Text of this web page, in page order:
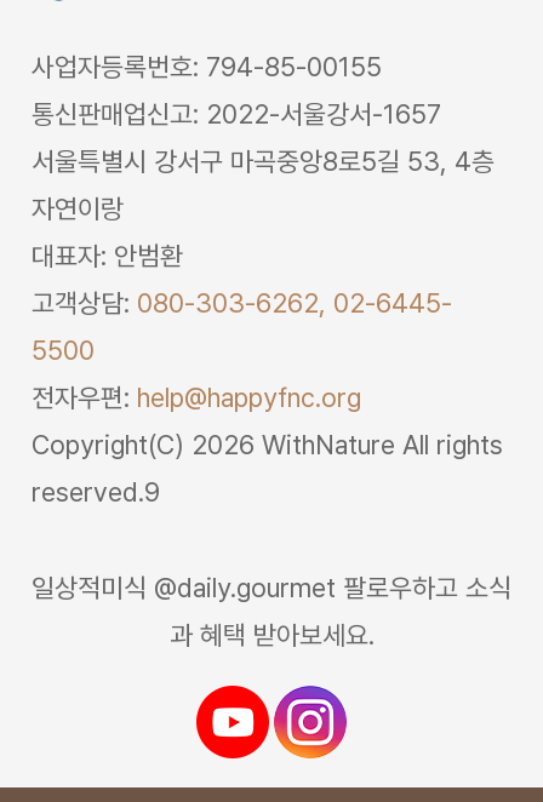
사업자등록번호: 794-85-00155
통신판매업신고: 2022-서울강서-1657
서울특별시 강서구 마곡중앙8로5길 53, 4층
자연이랑
대표자: 안범환
고객상담: 080-303-6262, 02-6445-
5500
전자우편: help@happyfnc.org
Copyright(C) 2026 WithNature All rights
reserved.9
일상적미식 @daily.gourmet 팔로우하고 소식
과 혜택 받아보세요.